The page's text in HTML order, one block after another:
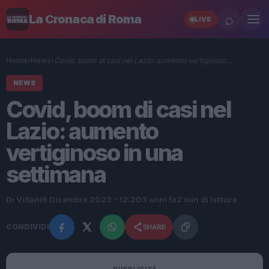
La Cronaca di Roma LIVE ⌕
Home› News› Covid, boom di casi nel Lazio: aumento vertiginoso…
NEWS
Covid, boom di casi nel
Lazio: aumento
vertiginoso in una
settimana
Di Villani6 Dicembre 2023 - 12:20 3 anni fa2 min di lettura
CONDIVIDI SHARE